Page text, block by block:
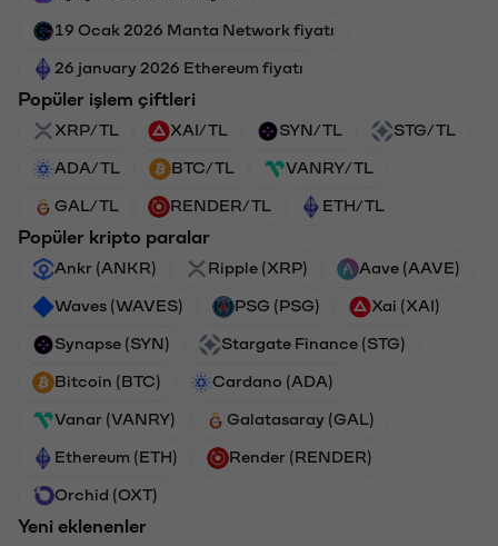
19 Ocak 2026 Manta Network fiyatı
26 january 2026 Ethereum fiyatı
Popüler işlem çiftleri
XRP/TL XAI/TL SYN/TL STG/TL
ADA/TL BTC/TL VANRY/TL
GAL/TL RENDER/TL ETH/TL
Popüler kripto paralar
Ankr (ANKR) Ripple (XRP) Aave (AAVE)
Waves (WAVES) PSG (PSG) Xai (XAI)
Synapse (SYN) Stargate Finance (STG)
Bitcoin (BTC) Cardano (ADA)
Vanar (VANRY) Galatasaray (GAL)
Ethereum (ETH) Render (RENDER)
Orchid (OXT)
Yeni eklenenler